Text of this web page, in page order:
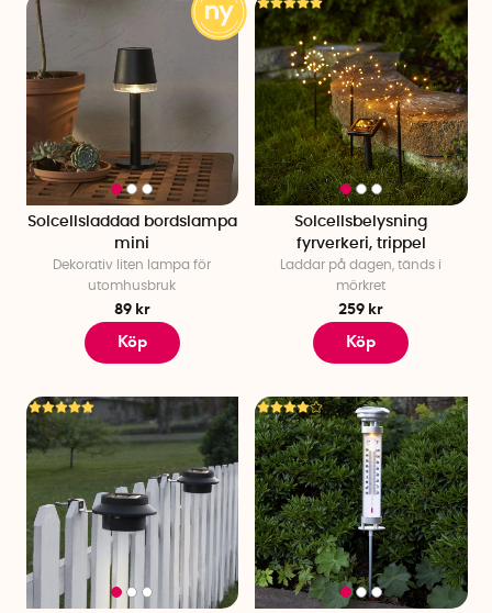
När du investerar i solcellsdrivna lampor är det viktigt att ta
hand om dem på rätt sätt för att maximera både prestanda
och livslängd. Här följer 3 enkla skötselråd så att du kan njuta
av din solcellslampa säsong efter säsong:
För att batteriet ska hålla så länge som möjligt bör det
laddas fullt innan första användning. Om produkten har
en på/av-knapp kan det därför vara en god idé att
stänga av den under de första nätterna. På så sätt får
batteriet möjlighet att fulladdas innan första
användning.
Rengör solcellspanelen med en mjuk trasa några
gånger per säsong för att hålla ytan fri och säkerställa
att den tar tillvara på solljuset på bästa sätt.
Ta in solcellsbelysningen vintertid. Även om många
runt kan det vara fördelaktigt att förvara dem inomhus
under vintern för att förlänga livslängden på batteriet.
Hitta en stark solcellslampa och beställ idag! Alla våra frakter
är klimatkompenserade.
Hur fungerar solcellsbelysning?
Solcellsbelysning fungerar genom att solpaneler omvandlar
solljus till elektricitet, som lagras i ett batteri. När det blir mörkt
Solcellsladdad bordslampa
mini
Dekorativ liten lampa för
utomhusbruk
89 kr
Köp
Solcellsbelysning
fyrverkeri, trippel
Laddar på dagen, tänds i
mörkret
259 kr
Köp